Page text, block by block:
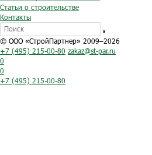
Статьи о строительстве
Контакты
© ООО «СтройПартнер» 2009–2026
+7 (495) 215-00-80 zakaz@st-par.ru
0
0
+7 (495) 215-00-80